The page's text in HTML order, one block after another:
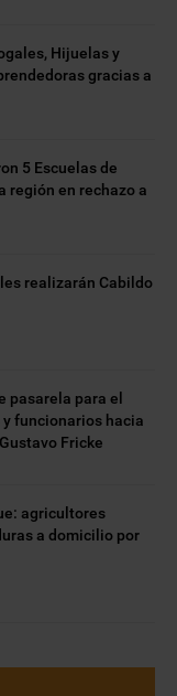
Hijuelas y
gracias a
5 Escuelas de
región en rechazo a
realizarán Cabildo
pasarela para el
funcionarios hacia
Fricke
agricultores
a domicilio por